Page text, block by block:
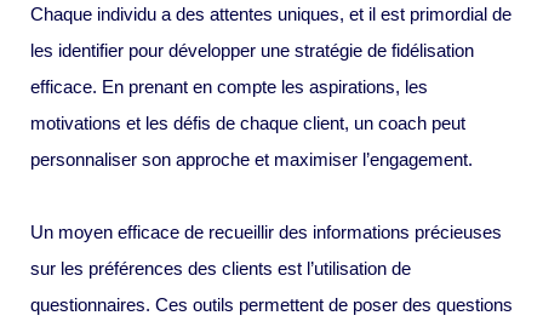
Chaque individu a des attentes uniques, et il est primordial de
les identifier pour développer une stratégie de fidélisation
efficace. En prenant en compte les aspirations, les
motivations et les défis de chaque client, un coach peut
personnaliser son approche et maximiser l’engagement.
Un moyen efficace de recueillir des informations précieuses
sur les préférences des clients est l’utilisation de
questionnaires. Ces outils permettent de poser des questions